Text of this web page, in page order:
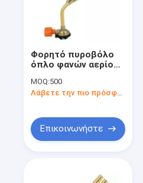
Φορητό πυροβόλο
όπλο φανών αερίου
MOQ:500
Λάβετε την πιο πρόσφατη τιμή
Επικοινωνήστε